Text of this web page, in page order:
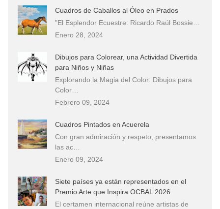
Que significan los cuadros de negras africanas?
El mundo del arte en pintura surrealista
Cuadros de Caballos al Óleo en Prados
"El Esplendor Ecuestre: Ricardo Raúl Bossie…
Enero 28, 2024
Dibujos para Colorear, una Actividad Divertida
para Niños y Niñas
Explorando la Magia del Color: Dibujos para
Color…
Febrero 09, 2024
Cuadros Pintados en Acuerela
Con gran admiración y respeto, presentamos
las ac…
Enero 09, 2024
Siete países ya están representados en el
Premio Arte que Inspira OCBAL 2026
El certamen internacional reúne artistas de